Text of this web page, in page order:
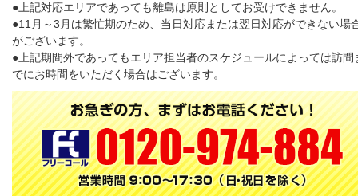
●上記対応エリアであっても離島は原則としてお受けできません。
●11月～3月は繁忙期のため、当日対応または翌日対応ができない場
がございます。
●上記期間外であってもエリア担当者のスケジュールによっては訪問
でにお時間をいただく場合はございます。